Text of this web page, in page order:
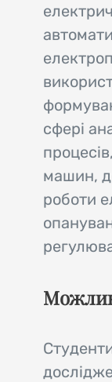
сфері
машин,
роботи